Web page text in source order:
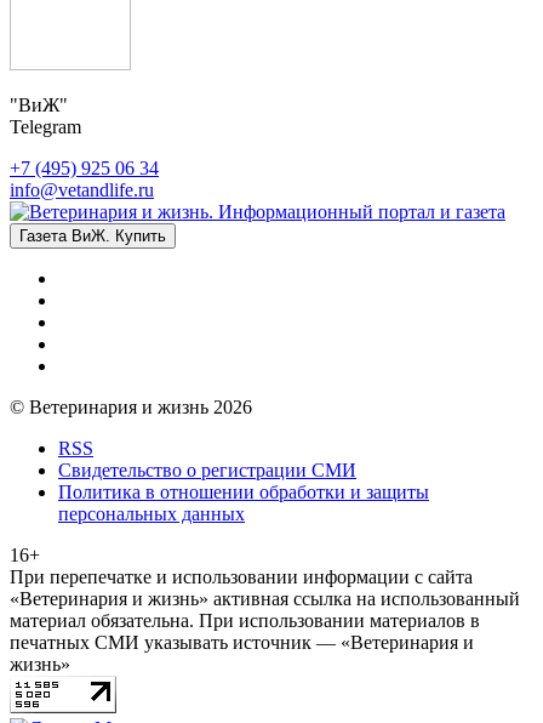
"ВиЖ"
Telegram
+7 (495) 925 06 34
info@vetandlife.ru
Газета ВиЖ. Купить
© Ветеринария и жизнь 2026
RSS
Свидетельство о регистрации СМИ
Политика в отношении обработки и защиты
персональных данных
16+
При перепечатке и использовании информации с сайта
«Ветеринария и жизнь» активная ссылка на использованный
материал обязательна. При использовании материалов в
печатных СМИ указывать источник — «Ветеринария и
жизнь»